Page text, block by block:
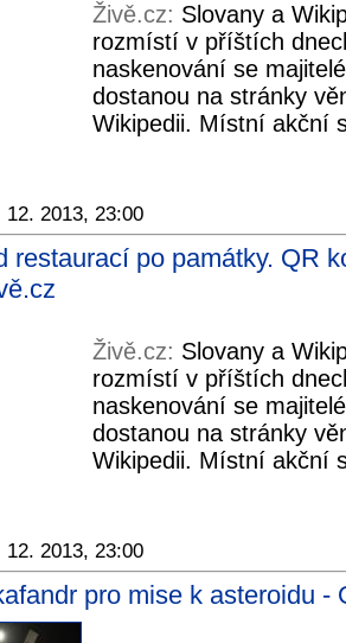
Živě.cz: Slovany a
rozmístí v příštích
naskenování se
dostanou na stránky
Wikipedii. Místní akční
12. 2013, 23:00
restaurací po památky. QR
Živě.cz: Slovany a
rozmístí v příštích
naskenování se
dostanou na stránky
Wikipedii. Místní akční
12. 2013, 23:00
pro mise k asteroidu -